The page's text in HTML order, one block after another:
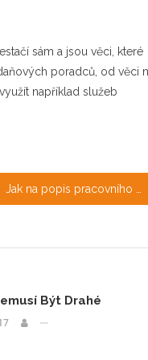
sám a jsou věci, které
poradců, od věci
například služeb
Být Drahé